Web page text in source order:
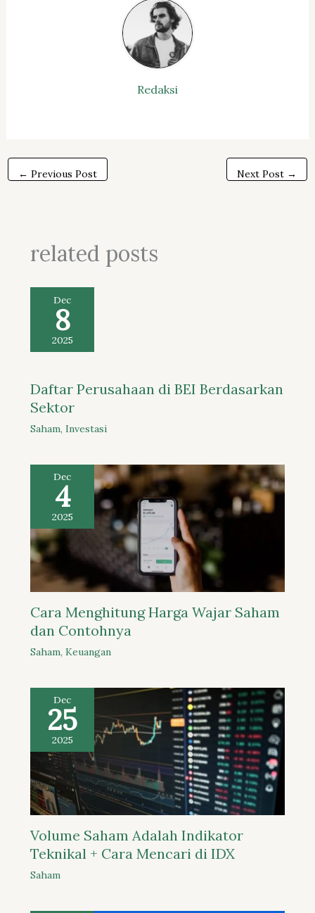
Redaksi
← Previous Post Next Post →
related posts
Dec
8
2025
Daftar Perusahaan di BEI Berdasarkan
Sektor
Saham, Investasi
Dec
4
2025
Cara Menghitung Harga Wajar Saham
dan Contohnya
Saham, Keuangan
Dec
25
2025
Volume Saham Adalah Indikator
Teknikal + Cara Mencari di IDX
Saham